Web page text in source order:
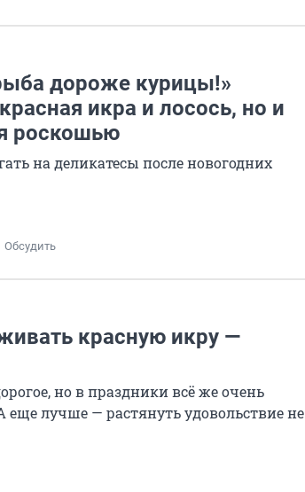
дороже курицы!»
икра и лосось, но и
роскошью
на деликатесы после новогодних
Обсудить
красную икру —
но в праздники всё же очень
еще лучше — растянуть удовольствие не